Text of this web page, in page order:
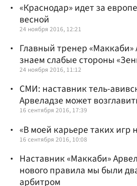
«Краснодар» идет за
весной
24 ноября 2016, 12:21
Главный тренер
знаем слабые стороны
24 ноября 2016, 11:12
СМИ: наставник тель-
Арвеладзе может
16 сентября 2016, 17:39
«В моей карьере таких игр
16 сентября 2016, 10:08
Наставник «Маккаби»
нового правила мы были
арбитром